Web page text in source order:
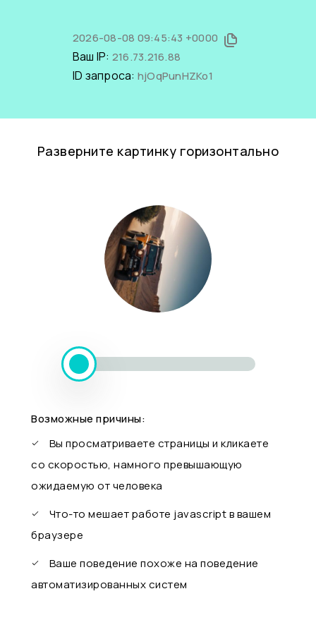
2026-08-08 09:45:43 +0000
Ваш IP: 216.73.216.88
ID запроса: hjOqPunHZKo1
Разверните картинку горизонтально
Возможные причины:
Вы просматриваете страницы и кликаете
со скоростью, намного превышающую
ожидаемую от человека
Что-то мешает работе javascript в вашем
браузере
Ваше поведение похоже на поведение
автоматизированных систем